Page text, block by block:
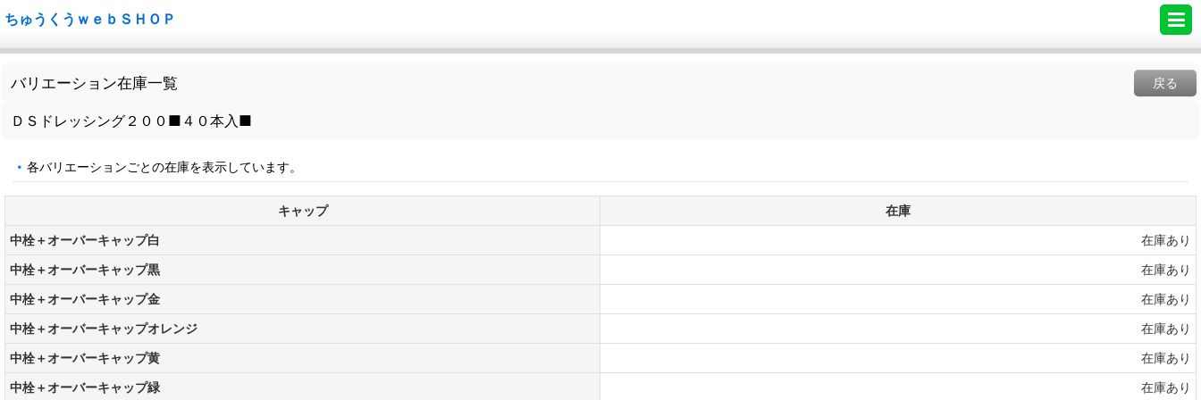
ちゅうくうｗｅｂＳＨＯＰ
バリエーション在庫一覧 戻る
ＤＳドレッシング２００■４０本入■
各バリエーションごとの在庫を表示しています。
キャップ
在庫
中栓＋オーバーキャップ白
在庫あり
中栓＋オーバーキャップ黒
在庫あり
中栓＋オーバーキャップ金
在庫あり
中栓＋オーバーキャップオレンジ
在庫あり
中栓＋オーバーキャップ黄
在庫あり
中栓＋オーバーキャップ緑
在庫あり